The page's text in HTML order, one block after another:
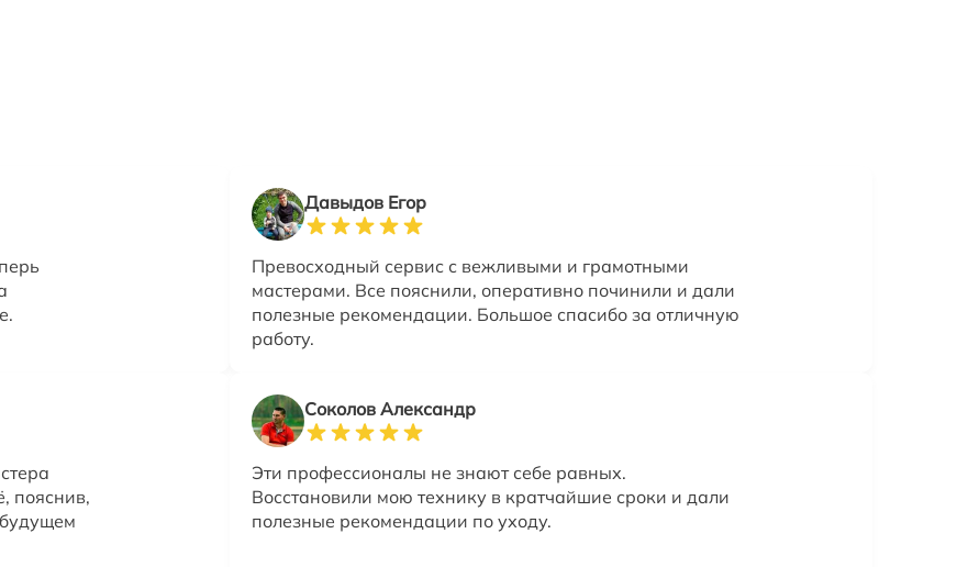
Давыдов Егор
Превосходный сервис с вежливыми и грамотными
мастерами. Все пояснили, оперативно починили и дали
полезные рекомендации. Большое спасибо за отличную
работу.
пояснив,
Соколов Александр
Эти профессионалы не знают себе равных.
Восстановили мою технику в кратчайшие сроки и дали
полезные рекомендации по уходу.